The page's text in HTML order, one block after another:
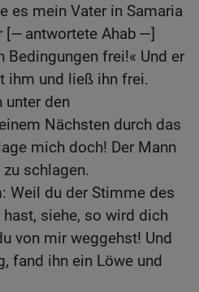
es mein Vater in Samaria
[— antwortete Ahab —]
Bedingungen frei!« Und er
ihm und ließ ihn frei.
unter den
Nächsten durch das
mich doch! Der Mann
schlagen.
Weil du der Stimme des
siehe, so wird dich
von mir weggehst! Und
fand ihn ein Löwe und